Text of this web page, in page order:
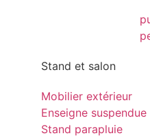
Stand et salon
Mobilier extérieur
Enseigne suspendue
Stand parapluie